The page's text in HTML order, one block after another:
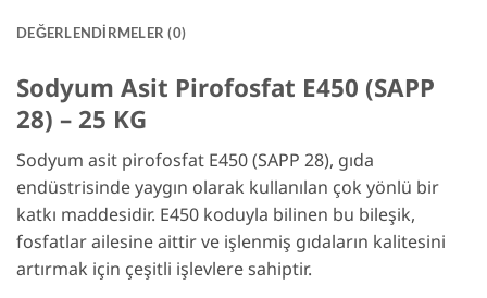
DEĞERLENDIRMELER (0)
Sodyum Asit Pirofosfat E450 (SAPP
28) – 25 KG
Sodyum asit pirofosfat E450 (SAPP 28), gıda
endüstrisinde yaygın olarak kullanılan çok yönlü bir
katkı maddesidir. E450 koduyla bilinen bu bileşik,
fosfatlar ailesine aittir ve işlenmiş gıdaların kalitesini
artırmak için çeşitli işlevlere sahiptir.